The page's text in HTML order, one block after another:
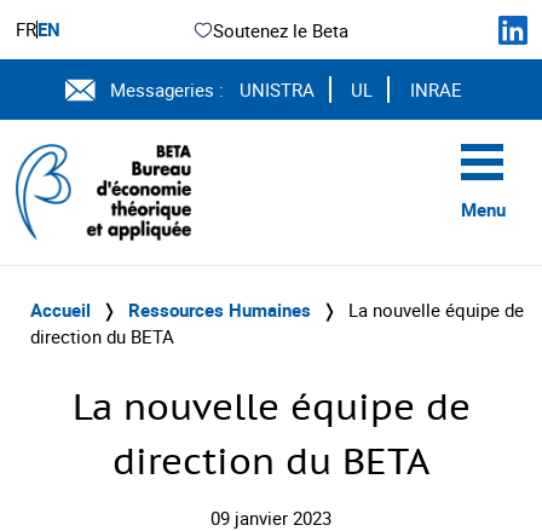
FREN Soutenez le Beta
Messageries : UNISTRA UL INRAE
Menu
Accueil ❭ Ressources Humaines ❭
La nouvelle équipe de
direction du BETA
La nouvelle équipe de
direction du BETA
09 janvier 2023